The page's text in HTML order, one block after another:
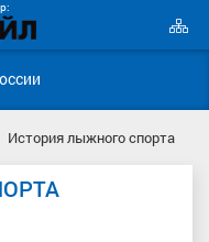
История лыжного спорта